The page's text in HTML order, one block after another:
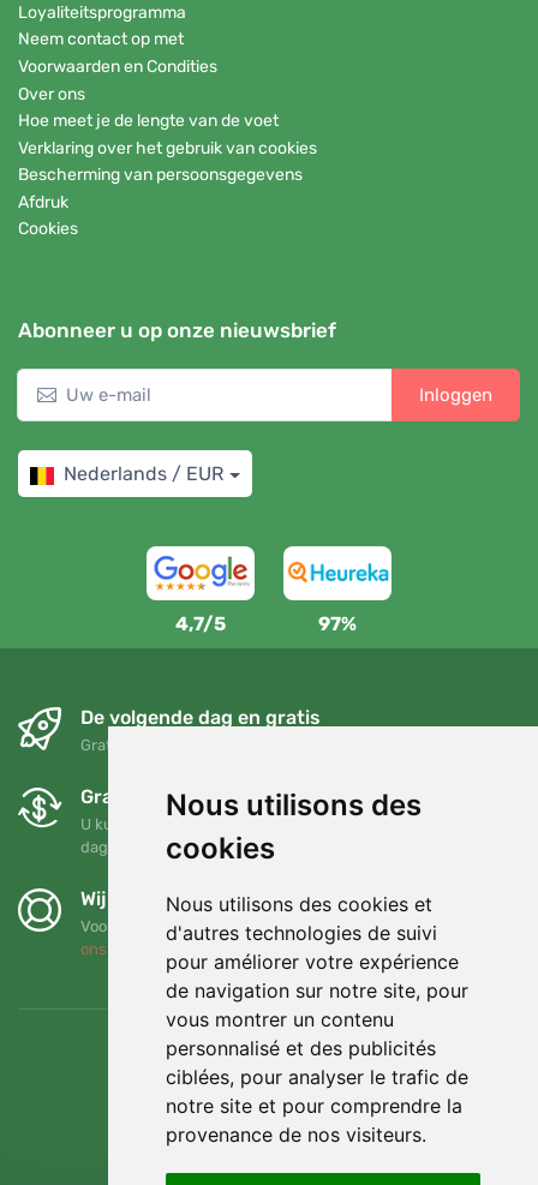
Nous utilisons des
cookies
Nous utilisons des cookies et
d'autres technologies de suivi
pour améliorer votre expérience
de navigation sur notre site, pour
vous montrer un contenu
personnalisé et des publicités
ciblées, pour analyser le trafic de
notre site et pour comprendre la
provenance de nos visiteurs.
Loyaliteitsprogramma
Neem contact op met
Voorwaarden en Condities
Over ons
Hoe meet je de lengte van de voet
Verklaring over het gebruik van cookies
Bescherming van persoonsgegevens
Afdruk
Cookies
Abonneer u op onze nieuwsbrief
Inloggen
Nederlands / EUR
4,7/5 97%
De volgende dag en gratis
Gratis verzending voor bestellingen boven 95 EUR
Gratis ruilen en retourneren
U kunt uw bestelling op elk gewenst moment binnen 90
dagen retourneren of ruilen
Wij steunen Trees.org
Voor elke bestelling planten we een boom! Lees meer
ons